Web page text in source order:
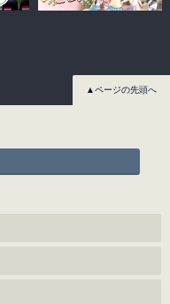
▲ページの先頭へ